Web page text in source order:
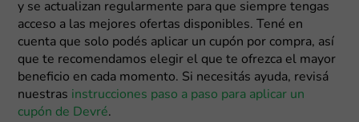
y se actualizan regularmente para que siempre tengas
acceso a las mejores ofertas disponibles. Tené en
cuenta que solo podés aplicar un cupón por compra, así
que te recomendamos elegir el que te ofrezca el mayor
beneficio en cada momento. Si necesitás ayuda, revisá
nuestras instrucciones paso a paso para aplicar un
cupón de Devré.